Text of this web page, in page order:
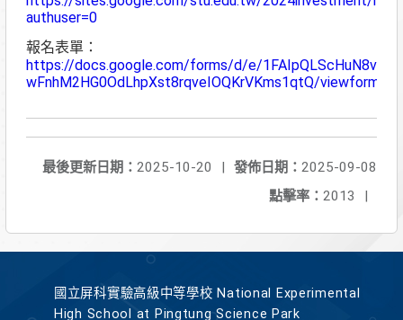
authuser=0
報名表單：
https://docs.google.com/forms/d/e/
wFnhM2HG0OdLhpXst8rqveIOQKrVKms1qtQ/viewform
發佈日期： 2025-09-08
最後更新日期： 2025-10-20
|
點擊率： 2013 |
國立屏科實驗高級中等學校 National Experimental
High School at Pingtung Science Park